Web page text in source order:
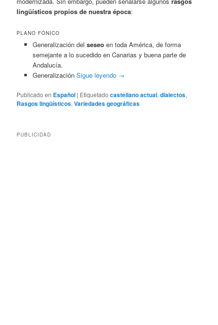
lingüísticos propios de nuestra época:
PLANO FÓNICO
Generalización del seseoen toda América, de forma
semejante a lo sucedido en Canarias y buena parte de
Andalucía.
Generalización Sigue leyendo →
Publicado en Español | Etiquetado castellano actual,dialectos,
Rasgos lingüísticos,Variedades geográficas
PUBLICIDAD